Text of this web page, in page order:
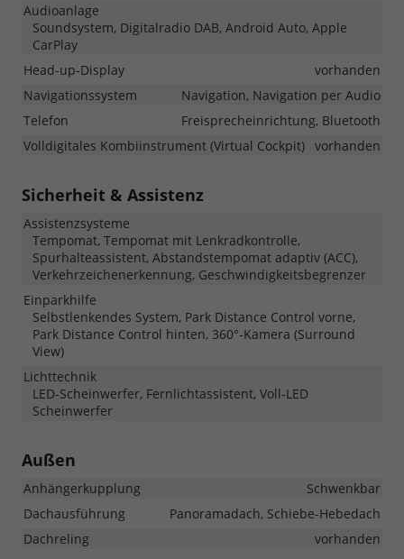
Audioanlage
Soundsystem, Digitalradio DAB, Android Auto, Apple
CarPlay
Head-up-Display
vorhanden
Navigationssystem
Navigation, Navigation per Audio
Telefon
Freisprecheinrichtung, Bluetooth
Volldigitales Kombiinstrument (Virtual Cockpit) vorhanden
Sicherheit & Assistenz
Assistenzsysteme
Tempomat, Tempomat mit Lenkradkontrolle,
Spurhalteassistent, Abstandstempomat adaptiv (ACC),
Verkehrzeichenerkennung, Geschwindigkeitsbegrenzer
Einparkhilfe
Selbstlenkendes System, Park Distance Control vorne,
Park Distance Control hinten, 360°-Kamera (Surround
View)
Lichttechnik
LED-Scheinwerfer, Fernlichtassistent, Voll-LED
Scheinwerfer
Außen
Anhängerkupplung
Schwenkbar
Dachausführung
Panoramadach, Schiebe-Hebedach
Dachreling
vorhanden